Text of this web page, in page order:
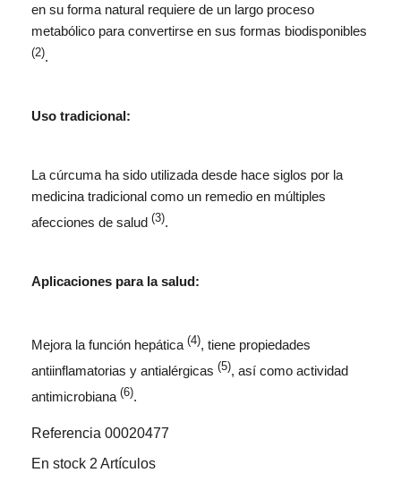
en su forma natural requiere de un largo proceso
metabólico para convertirse en sus formas biodisponibles
(2).
Uso tradicional:
La cúrcuma ha sido utilizada desde hace siglos por la
medicina tradicional como un remedio en múltiples
afecciones de salud (3).
Aplicaciones para la salud:
Mejora la función hepática (4), tiene propiedades
antiinflamatorias y antialérgicas (5), así como actividad
antimicrobiana (6).
Referencia 00020477
En stock 2 Artículos